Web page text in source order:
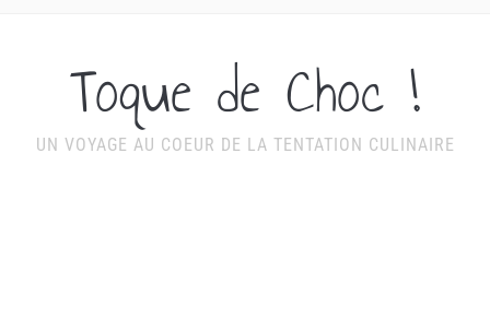
Toque de Choc !
UN VOYAGE AU COEUR DE LA TENTATION CULINAIRE